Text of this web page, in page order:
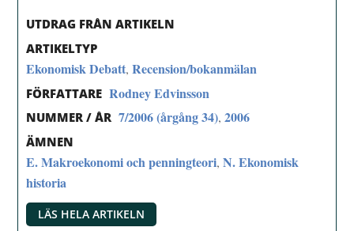
UTDRAG FRÅN ARTIKELN
ARTIKELTYP
Ekonomisk Debatt,Recension/bokanmälan
FÖRFATTARE Rodney Edvinsson
NUMMER / ÅR 7/2006 (årgång 34),2006
ÄMNEN
E. Makroekonomi och penningteori,N. Ekonomisk
historia
LÄS HELA ARTIKELN